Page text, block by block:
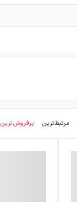
مرتبط‌ترین پرفروش‌ترین